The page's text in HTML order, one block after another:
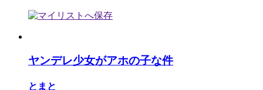
ヤンデレ少女がアホの子な件
とまと